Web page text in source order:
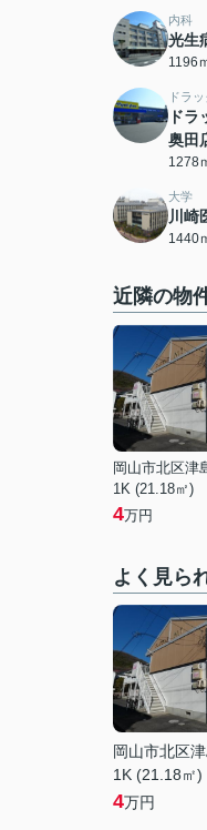
内科
光生
1196
ドラ
ド
奥田
1278
大学
川崎
1440
近隣の物
1K (21.18㎡)
4万円
よく見ら
岡山市北区
1K (21.18㎡)
4万円